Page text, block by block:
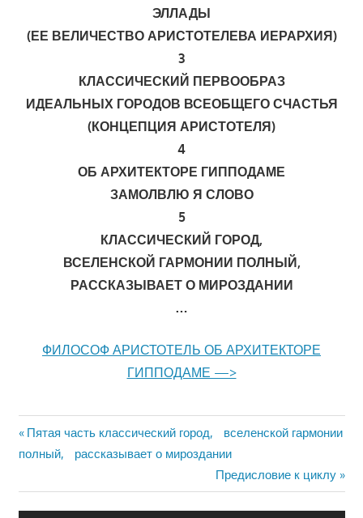
ЭЛЛАДЫ
(ЕЕ ВЕЛИЧЕСТВО АРИСТОТЕЛЕВА ИЕРАРХИЯ)
3
КЛАССИЧЕСКИЙ ПЕРВООБРАЗ
ИДЕАЛЬНЫХ ГОРОДОВ ВСЕОБЩЕГО СЧАСТЬЯ
(КОНЦЕПЦИЯ АРИСТОТЕЛЯ)
4
ОБ АРХИТЕКТОРЕ ГИППОДАМЕ
ЗАМОЛВЛЮ Я СЛОВО
5
КЛАССИЧЕСКИЙ ГОРОД,
ВСЕЛЕНСКОЙ ГАРМОНИИ ПОЛНЫЙ,
РАССКАЗЫВАЕТ О МИРОЗДАНИИ
…
ФИЛОСОФ АРИСТОТЕЛЬ ОБ АРХИТЕКТОРЕ
ГИППОДАМЕ —>
Навигация
по
Previous
Post:
Пятая часть классический город, вселенской гармонии
полный, рассказывает о мироздании
Next
Post:
Предисловие к циклу